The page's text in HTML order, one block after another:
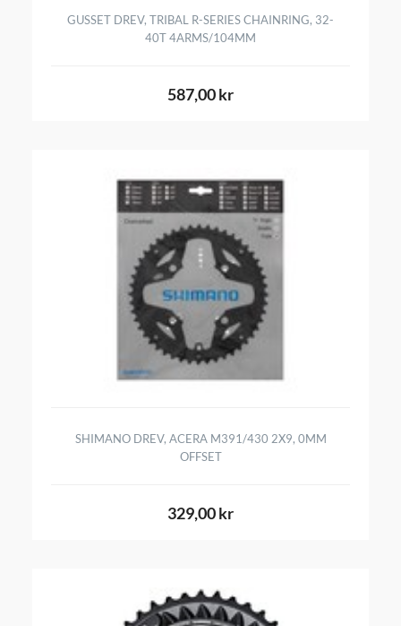
GUSSET DREV, TRIBAL R-SERIES CHAINRING, 32-
40T 4ARMS/104MM
587,00 kr
SHIMANO DREV, ACERA M391/430 2X9, 0MM
OFFSET
329,00 kr